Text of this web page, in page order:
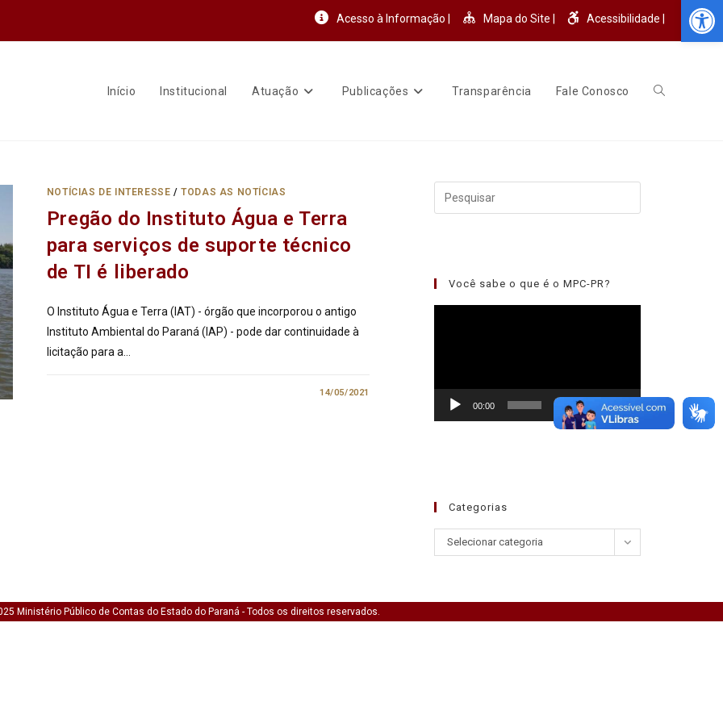
Acesso à Informação | Mapa do Site | Acessibilidade |
Início Institucional Atuação Publicações Transparência Fale Conosco
NOTÍCIAS DE INTERESSE /TODAS AS NOTÍCIAS
Pregão do Instituto Água e Terra
para serviços de suporte técnico
de TI é liberado
O Instituto Água e Terra (IAT) - órgão que incorporou o antigo
Instituto Ambiental do Paraná (IAP) - pode dar continuidade à
licitação para a…
14/05/2021
Você sabe o que é o MPC-PR?
00:00 01:30
Categorias
Selecionar categoria
Ministério Público de Contas do Estado do Paraná - Todos os direitos reservados.